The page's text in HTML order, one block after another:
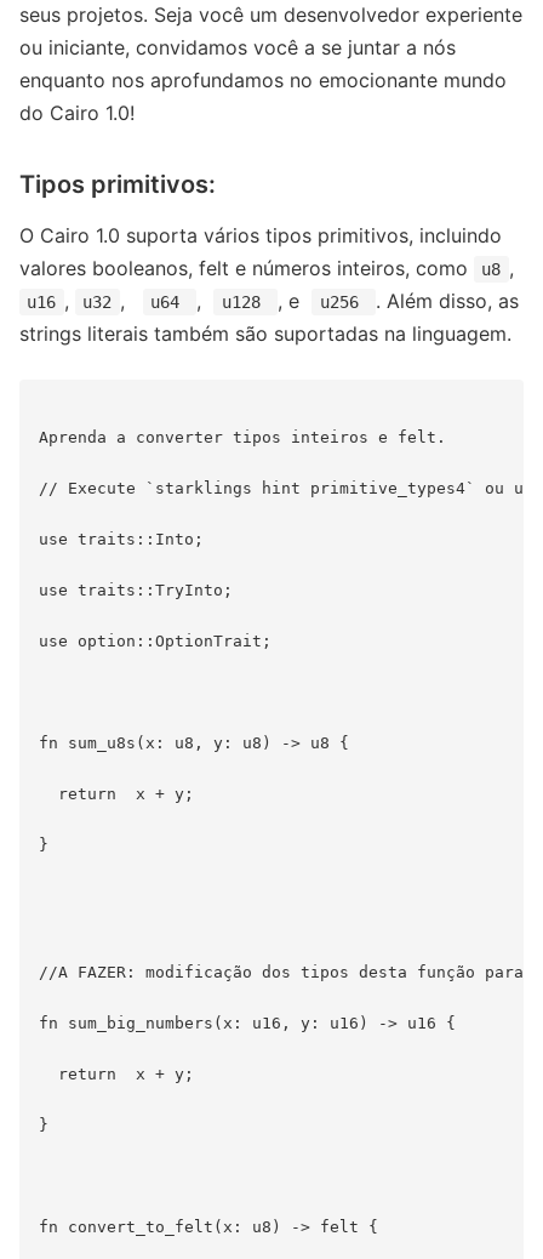
seus projetos. Seja você um desenvolvedor experiente
ou iniciante, convidamos você a se juntar a nós
enquanto nos aprofundamos no emocionante mundo
do Cairo 1.0!
Tipos primitivos:
O Cairo 1.0 suporta vários tipos primitivos, incluindo
valores booleanos, felt e números inteiros, como
u8 ,
u16 , u32 , u64 , u128 , e u256
. Além disso, as
strings literais também são suportadas na linguagem.
Aprenda a converter tipos inteiros e felt.
// Execute `starklings hint primitive_types4` ou use
use traits::Into;
use traits::TryInto;
use option::OptionTrait;
fn sum_u8s(x: u8, y: u8) -> u8 {
return  x + y;
}
//A FAZER: modificação dos tipos desta função para
fn sum_big_numbers(x: u16, y: u16) -> u16 {
return  x + y;
}
fn convert_to_felt(x: u8) -> felt {